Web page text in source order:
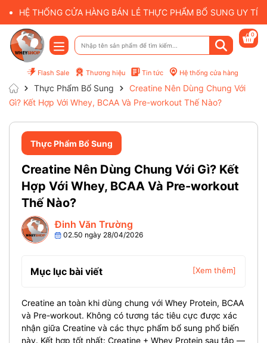
HỆ THỐNG CỬA HÀNG BÁN LẺ THỰC PHẨM BỔ SUNG UY
Flash Sale Thương hiệu Tin tức Hệ thống cửa hàng
0
Thực Phẩm Bổ Sung
Creatine Nên Dùng Chung Với
Gì? Kết Hợp Với Whey, BCAA Và Pre-workout Thế Nào?
Thực Phẩm Bổ Sung
Creatine Nên Dùng Chung Với Gì? Kết
Hợp Với Whey, BCAA Và Pre-workout
Thế Nào?
Đinh Văn Trường
02.50 ngày 28/04/2026
Mục lục bài viết [Xem thêm]
Creatine an toàn khi dùng chung với Whey Protein, BCAA
và Pre-workout. Không có tương tác tiêu cực được xác
nhận giữa Creatine và các thực phẩm bổ sung phổ biến
này. Kết hợp tốt nhất: Creatine + Whey Protein sau tập —